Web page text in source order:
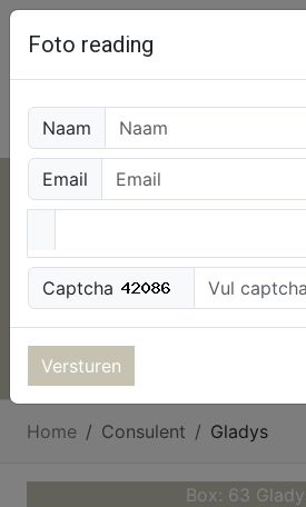
Top Paragnosten
BE 0907-37077
Hoe werkt
Home Consulent Gladys
Box: 63
Foto reading
Naam
Email
Captcha
Versturen